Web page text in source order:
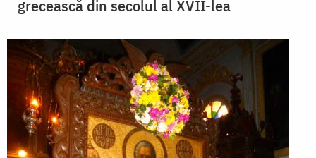
grecească din secolul al XVII-lea